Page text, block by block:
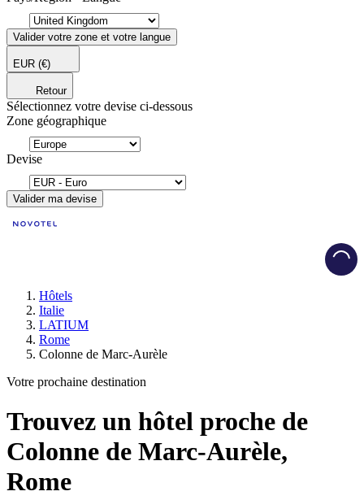
Valider votre zone et votre langue
EUR (€)
Retour
Sélectionnez votre devise ci-dessous
Zone géographique
Devise
Valider ma devise
Hôtels
Italie
LATIUM
Rome
Colonne de Marc-Aurèle
Votre prochaine destination
Trouvez un hôtel proche de
Colonne de Marc-Aurèle,
Rome